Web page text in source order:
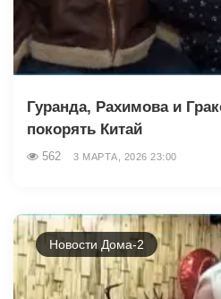
Гуранда, Рахимова и
покорять Китай
562 3 МАРТА, 2026 23:00
Новости Дома-2